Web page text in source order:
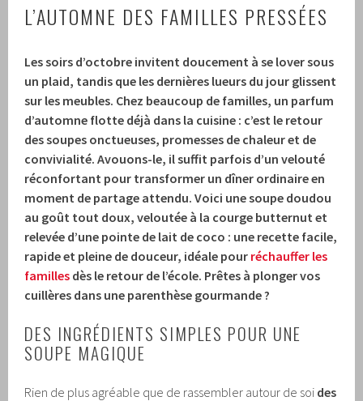
L’AUTOMNE DES FAMILLES PRESSÉES
Les soirs d’octobre invitent doucement à se lover sous
un plaid, tandis que les dernières lueurs du jour glissent
sur les meubles. Chez beaucoup de familles, un parfum
d’automne flotte déjà dans la cuisine : c’est le retour
des soupes onctueuses, promesses de chaleur et de
convivialité. Avouons-le, il suffit parfois d’un velouté
réconfortant pour transformer un dîner ordinaire en
moment de partage attendu. Voici une soupe doudou
au goût tout doux, veloutée à la courge butternut et
relevée d’une pointe de lait de coco : une recette facile,
rapide et pleine de douceur, idéale pour réchauffer les
familles dès le retour de l’école. Prêtes à plonger vos
cuillères dans une parenthèse gourmande ?
DES INGRÉDIENTS SIMPLES POUR UNE
SOUPE MAGIQUE
Rien de plus agréable que de rassembler autour de soi des